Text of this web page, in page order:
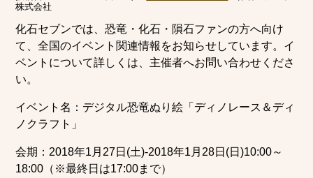
株式会社
化石セブンでは、恐竜・化石・隕石ファンの方へ向け
て、全国のイベント関連情報をお知らせしています。イ
ベントについて詳しくは、主催者へお問い合わせくださ
い。
イベント名：デジタル恐竜ぬり絵「ディノレース＆ディ
ノクラフト」
会期：2018年1月27日(土)-2018年1月28日(日)10:00～
18:00（※最終日は17:00まで）